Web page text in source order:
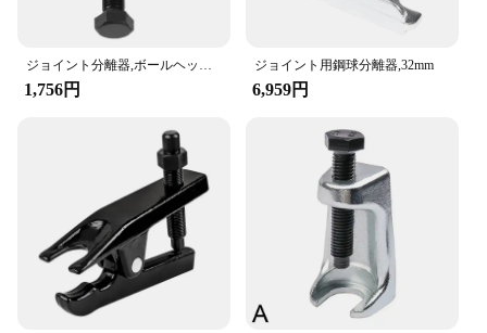
ジョイント分離器,ボールヘッドエクストラクターツール,カータイロッドを取り外します (#1)
1,756円
ジョイント用鋼球分離器,32mm
6,959円